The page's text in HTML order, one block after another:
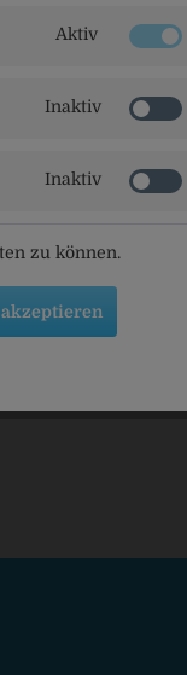
angesehen
Aktiv
Inaktiv
Inaktiv
zu können.